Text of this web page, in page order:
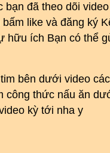
đã theo dõi
like và đăng ký
hữu ích Bạn có thể
bên dưới video
công thức nấu ăn
kỳ tới nha y